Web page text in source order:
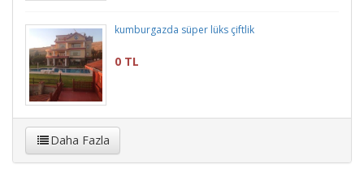
kumburgazda süper lüks çiftlik
0 TL
Daha Fazla